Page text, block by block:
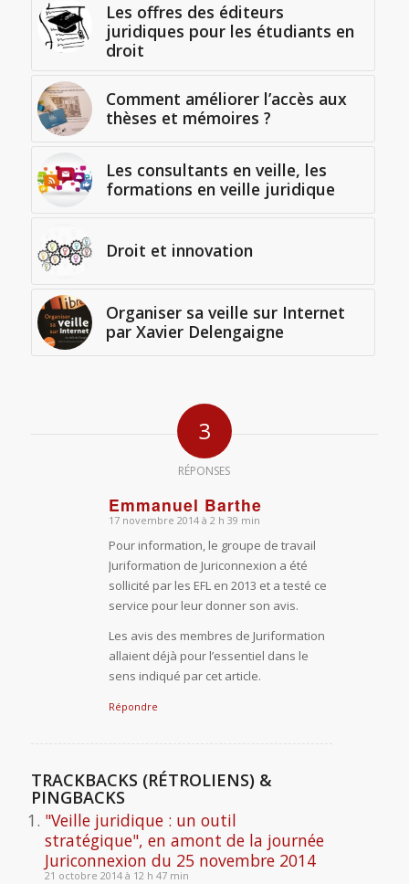
Les offres des éditeurs
juridiques pour les étudiants en
droit
Comment améliorer l’accès aux
thèses et mémoires ?
Les consultants en veille, les
formations en veille juridique
Droit et innovation
Organiser sa veille sur Internet
par Xavier Delengaigne
3
RÉPONSES
Emmanuel Barthe
dit
17 novembre 2014 à 2 h 39 min
Pour information, le groupe de travail
Juriformation de Juriconnexion a été
sollicité par les EFL en 2013 et a testé ce
service pour leur donner son avis.
Les avis des membres de Juriformation
allaient déjà pour l’essentiel dans le
sens indiqué par cet article.
Répondre
TRACKBACKS (RÉTROLIENS) &
PINGBACKS
"Veille juridique : un outil
stratégique", en amont de la journée
Juriconnexion du 25 novembre 2014
21 octobre 2014 à 12 h 47 min